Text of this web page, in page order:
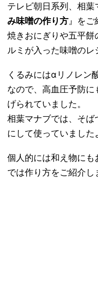
テレビ朝日系列、相
み味噌の作り方 』をご
焼きおにぎりや五平餅
ルミが入った味噌のレ
くるみにはαリノレン
なので、高血圧予防
げられていました。
相葉マナブでは、そ
にして使っていました
個人的には和え物にも
では作り方をご紹介し